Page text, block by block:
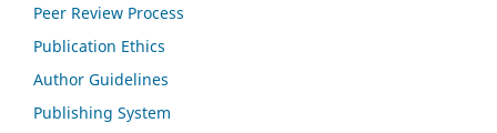
Peer Review Process
Publication Ethics
Author Guidelines
Publishing System